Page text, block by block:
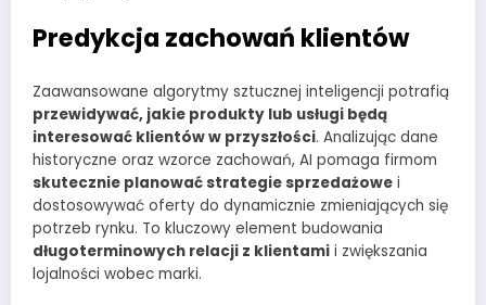
Predykcja zachowań klientów
Zaawansowane algorytmy sztucznej inteligencji potrafią
przewidywać, jakie produkty lub usługi będą
interesować klientów w przyszłości. Analizując dane
historyczne oraz wzorce zachowań, AI pomaga firmom
skutecznie planować strategie sprzedażowe i
dostosowywać oferty do dynamicznie zmieniających się
potrzeb rynku. To kluczowy element budowania
długoterminowych relacji z klientami i zwiększania
lojalności wobec marki.